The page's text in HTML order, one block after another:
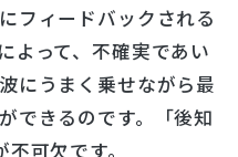
フィードバックされる
よって、不確実であい
にうまく乗せながら最
できるのです。「後知
可欠です。